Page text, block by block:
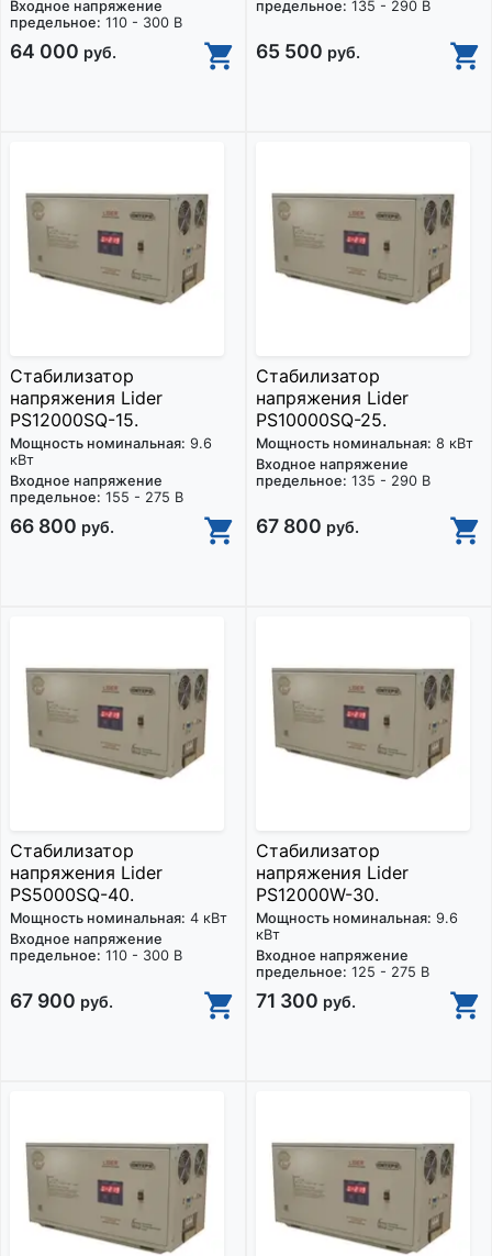
Входное напряжение
предельное: 110 - 300 В
64 000 руб.
предельное: 135 - 290 В
65 500 руб.
Стабилизатор
напряжения Lider
PS12000SQ-15.
Мощность номинальная: 9.6
кВт
Входное напряжение
предельное: 155 - 275 В
66 800 руб.
Стабилизатор
напряжения Lider
PS10000SQ-25.
Мощность номинальная: 8 кВт
Входное напряжение
предельное: 135 - 290 В
67 800 руб.
Стабилизатор
напряжения Lider
PS5000SQ-40.
Мощность номинальная: 4 кВт
Входное напряжение
предельное: 110 - 300 В
67 900 руб.
Стабилизатор
напряжения Lider
PS12000W-30.
Мощность номинальная: 9.6
кВт
Входное напряжение
предельное: 125 - 275 В
71 300 руб.